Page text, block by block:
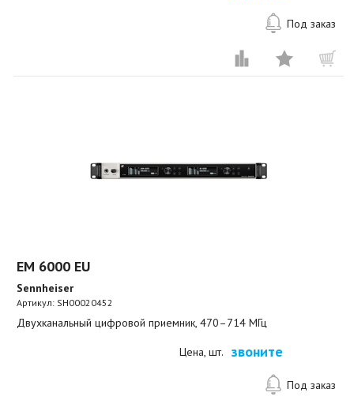
Под заказ
EM 6000 EU
Sennheiser
Артикул: SH00020452
Двухканальный цифровой приемник, 470–714 МГц
Цена, шт. звоните
Под заказ